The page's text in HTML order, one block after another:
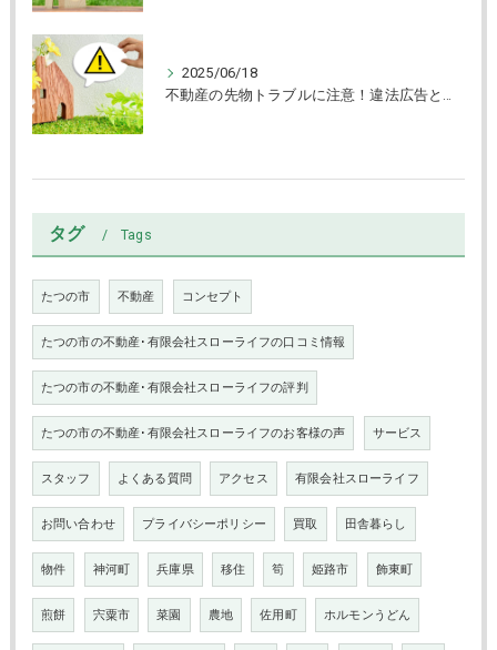
2025/06/18
タグ Tags
たつの市 不動産 コンセプト
たつの市の不動産･有限会社スローライフの口コミ情報
たつの市の不動産･有限会社スローライフの評判
たつの市の不動産･有限会社スローライフのお客様の声 サービス
スタッフ よくある質問 アクセス 有限会社スローライフ
お問い合わせ プライバシーポリシー 買取 田舎暮らし
物件 神河町 兵庫県 移住 筍 姫路市 飾東町
煎餅 宍粟市 菜園 農地 佐用町 ホルモンうどん